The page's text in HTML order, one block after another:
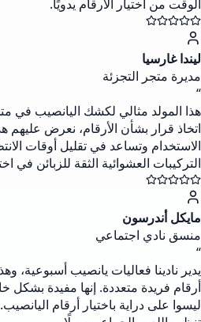
الوقت من اختيار الأرقام يدويًا.
ليندا غارسيا
مديرة متجر التجزئة
“
هذا المولد مثالي لكشك اليانصيب في
اتخاذ قرار بشأن الأرقام، نعرض عليهم
الاستخدام وتساعد في تقليل أوقات
التركيبات العشوائية الثقة للزبائن في
مايكل أندرسون
منسق نادي اجتماعي
“
يدير نادينا فعاليات يانصيب أسبوعية،
أرقام فريدة متعددة. إنها مفيدة بشكل
ليسوا على دراية باختيار أرقام